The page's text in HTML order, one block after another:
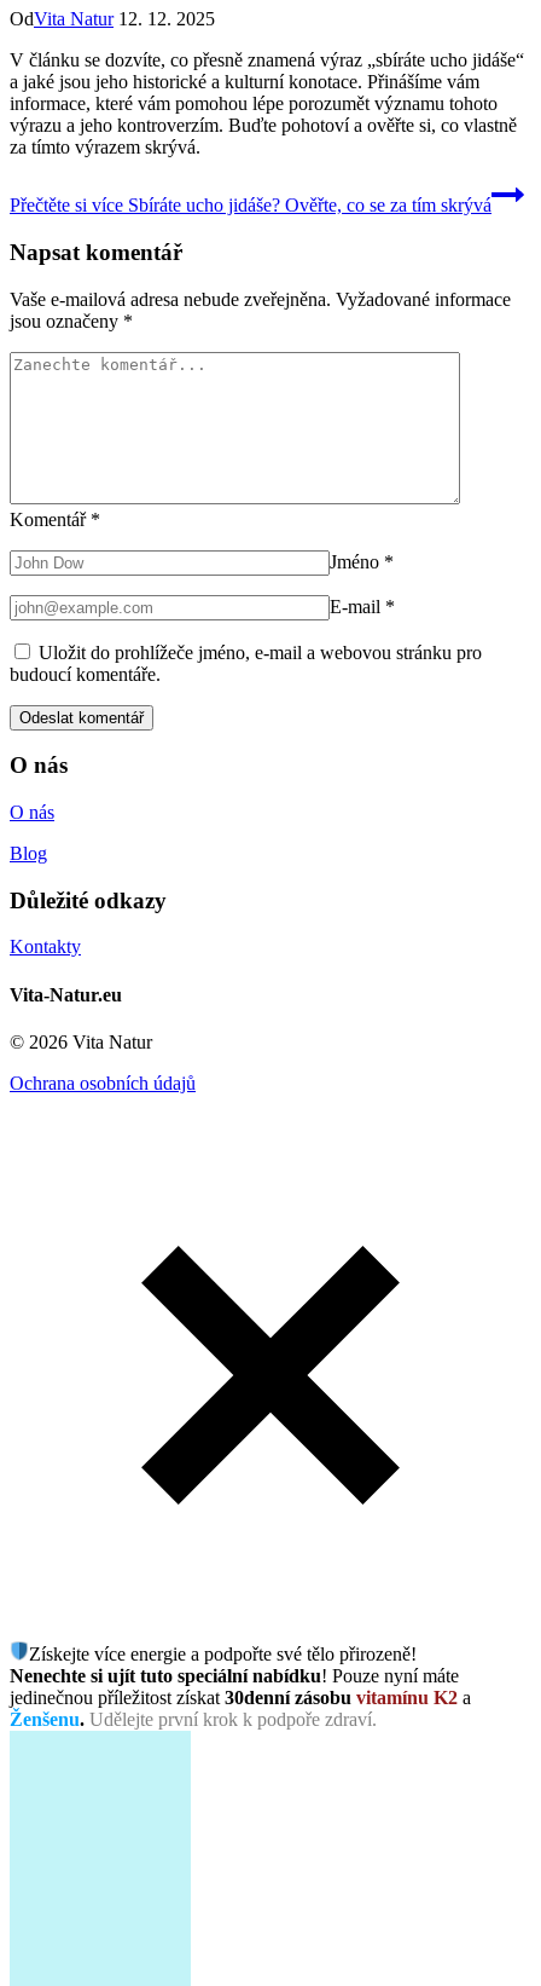
OdVita Natur 12. 12. 2025
V článku se dozvíte, co přesně znamená výraz „sbíráte ucho jidáše“
a jaké jsou jeho historické a kulturní konotace. Přinášíme vám
informace, které vám pomohou lépe porozumět významu tohoto
výrazu a jeho kontroverzím. Buďte pohotoví a ověřte si, co vlastně
za tímto výrazem skrývá.
Přečtěte si více Sbíráte ucho jidáše? Ověřte, co se za tím skrývá
Napsat komentář
Vaše e-mailová adresa nebude zveřejněna. Vyžadované informace
jsou označeny *
Komentář *
Jméno *
E-mail *
Uložit do prohlížeče jméno, e-mail a webovou stránku pro
budoucí komentáře.
O nás
O nás
Blog
Důležité odkazy
Kontakty
Vita-Natur.eu
© 2026 Vita Natur
Ochrana osobních údajů
Získejte více energie a podpořte své tělo přirozeně!
Nenechte si ujít tuto speciální nabídku! Pouze nyní máte
jedinečnou příležitost získat 30denní zásobu vitamínu K2 a
Ženšenu. Udělejte první krok k podpoře zdraví.